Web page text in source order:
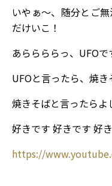
いやぁ～、随分とご
だけいこ！
あららららっ、UFOで
UFOと言ったら、焼き
焼きそばと言ったらよ
好きです 好きです 好
https://